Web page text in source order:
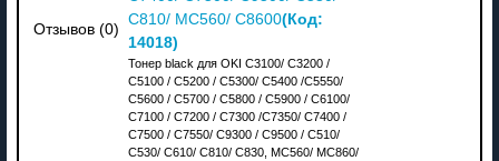
Отзывов (0)
C810/ MC560/ C8600(Код:
14018)
Тонер black для OKI C3100/ C3200 /
C5100 / C5200 / C5300/ C5400 /C5550/
C5600 / C5700 / C5800 / C5900 / C6100/
C7100 / C7200 / C7300 /C7350/ C7400 /
C7500 / C7550/ C9300 / C9500 / C510/
C530/ C610/ C810/ C830, MC560/ MC860/